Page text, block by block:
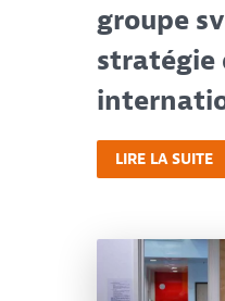
groupe
stratégie
LIRE LA SUITE